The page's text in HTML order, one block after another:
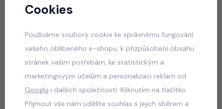
skladem
Squishy dumpling soft velur souprava černá
skladem
499 Kč
Cookies
Používáme soubory cookie ke správnému fungování
vašeho oblíbeného e-shopu, k přizpůsobení obsahu
stránek vašim potřebám, ke statistickým a
marketingovým účelům a personalizaci reklam od
Googlu i dalších společností. Kliknutím na tlačítko
Přijmout vše nám udělíte souhlas s jejich sběrem a